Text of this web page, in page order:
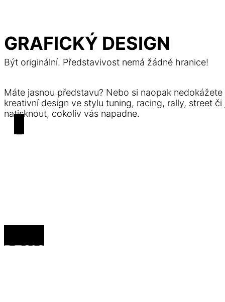
GRAFICKÝ DESIGN
Být originální. Představivost nemá žádné hranice!
Máte jasnou představu? Nebo si naopak
kreativní design ve stylu tuning, racing, rally, street
natisknout, cokoliv vás napadne.
ZMĚNA BARVY JE DOBRÁ,
našich možností. Být originální je to, oč tu běží!
DESIGNY